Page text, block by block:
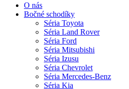
O nás
Bočné schodíky
Séria Toyota
Séria Land Rover
Séria Ford
Séria Mitsubishi
Séria Izusu
Séria Chevrolet
Séria Mercedes-Benz
Séria Kia